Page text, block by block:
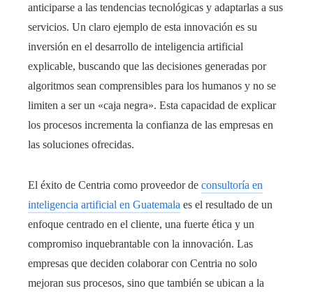
anticiparse a las tendencias tecnológicas y adaptarlas a sus
servicios. Un claro ejemplo de esta innovación es su
inversión en el desarrollo de inteligencia artificial
explicable, buscando que las decisiones generadas por
algoritmos sean comprensibles para los humanos y no se
limiten a ser un «caja negra». Esta capacidad de explicar
los procesos incrementa la confianza de las empresas en
las soluciones ofrecidas.
El éxito de Centria como proveedor de consultoría en
inteligencia artificial en Guatemala es el resultado de un
enfoque centrado en el cliente, una fuerte ética y un
compromiso inquebrantable con la innovación. Las
empresas que deciden colaborar con Centria no solo
mejoran sus procesos, sino que también se ubican a la